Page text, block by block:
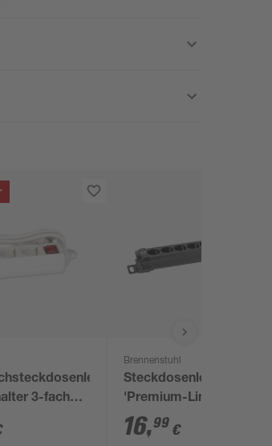
3-fach
Brennenstuhl
Steckdosenleiste
'Premium-Line' 0/6-
fach schwarz 3 m
16,99 €